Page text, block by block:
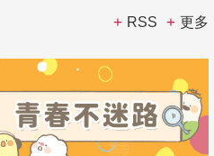
RSS 更多